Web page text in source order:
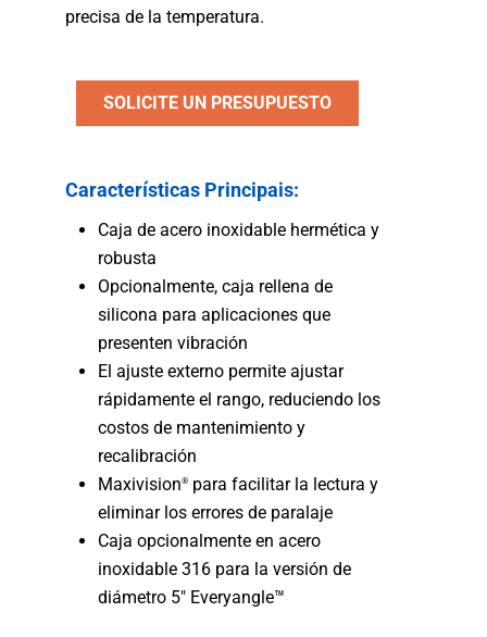
precisa de la temperatura.
SOLICITE UN PRESUPUESTO
Características Principais:
Caja de acero inoxidable hermética y
robusta
Opcionalmente, caja rellena de
silicona para aplicaciones que
presenten vibración
El ajuste externo permite ajustar
rápidamente el rango, reduciendo los
costos de mantenimiento y
recalibración
Maxivision® para facilitar la lectura y
eliminar los errores de paralaje
Caja opcionalmente en acero
inoxidable 316 para la versión de
diámetro 5″ Everyangle™